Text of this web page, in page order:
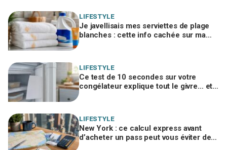
LIFESTYLE
Je javellisais mes serviettes de plage
blanches : cette info cachée sur ma
LIFESTYLE
Ce test de 10 secondes sur votre
congélateur explique tout le givre… et
LIFESTYLE
New York : ce calcul express avant
d’acheter un pass peut vous éviter de